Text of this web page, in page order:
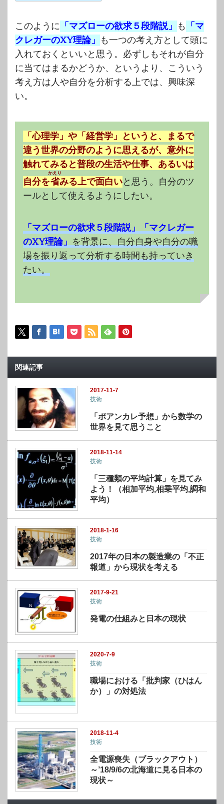
このように 「マズローの欲求５段階説」 も 「マ
クレガーのXY理論」 も一つの考え方として頭に
入れておくといいと思う。必ずしもそれが自分
に当てはまるかどうか、というより、こういう
考え方は人や自分を分析する上では、興味深
い。
「心理学」や「経営学」というと、まるで
違う世界の分野のように思えるが、意外に
触れてみると普段の生活や仕事、あるいは
自分を省
かえり
みる上で面白いと思う。自分のツ
ールとして使えるようにしたい。
「マズローの欲求５段階説」「マクレガー
のXY理論」 を背景に、自分自身や自分の職
場を振り返って分析する時間も持っていき
たい。
関連記事
2017-11-7
技術
「ポアンカレ予想」から数学の
世界を見て思うこと
2018-11-14
技術
「三種類の平均計算」を見てみ
よう！（相加平均,相乗平均,調和
平均）
2018-1-16
技術
2017年の日本の製造業の「不正
報道」から現状を考える
2017-9-21
技術
発電の仕組みと日本の現状
2020-7-9
技術
職場における「批判家（ひはん
か）」の対処法
2018-11-4
技術
全電源喪失（ブラックアウト）
～’18/9/6の北海道に見る日本の
現状～